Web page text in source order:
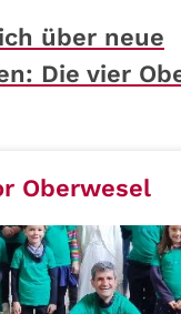
über neue
Die vier
Oberwesel